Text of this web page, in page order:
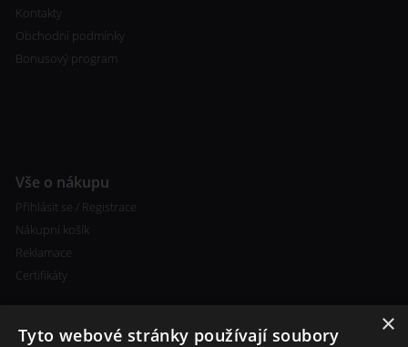
Kontakty
Obchodní podmínky
Bonusový program
Vše o nákupu
Přihlásit se / Registrace
Nákupní košík
Reklamace
Certifikáty
×
Tyto webové stránky používají soubory